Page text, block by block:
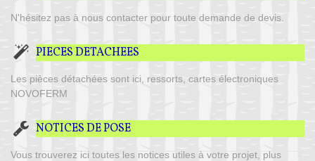
N'hésitez pas à nous contacter pour toute demande de devis.
PIECES DETACHEES
Les pièces détachées sont ici, ressorts, cartes électroniques
NOVOFERM
NOTICES DE POSE
Vous trouverez ici toutes les notices utiles à votre projet, plus